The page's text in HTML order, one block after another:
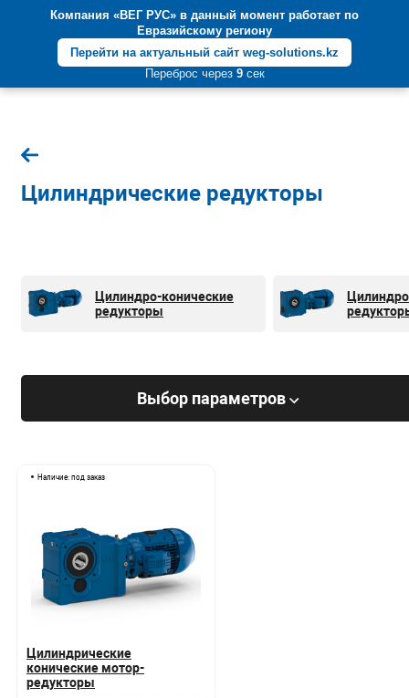
Компания «ВЕГ РУС» в данный момент работает по
Евразийскому региону
Перейти на актуальный сайт weg-solutions.kz
Переброс через 9сек
+7 (812) 600-55-05
Цилиндрические редукторы
Цилиндро-конические
редукторы
Выбор параметров
Цилиндрические
конические мотор-
редукторы
Наличие: под заказ